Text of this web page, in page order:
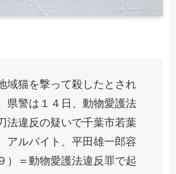
域猫を撃って殺したとされ
県警は１４日、動物愛護法
法違反の疑いで千葉市若葉
アルバイト、平田雄一郎容
）＝動物愛護法違反罪で起